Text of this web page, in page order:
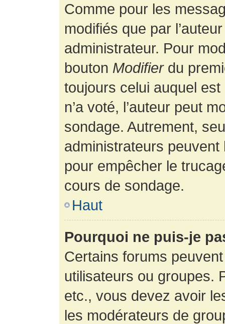
Comme pour les
modifiés que par
administrateur. Pour
bouton Modifierdu
toujours celui auquel
n’a voté, l’auteur peut
sondage. Autrement,
administrateurs
pour empêcher le
cours de sondage.
Haut
Pourquoi ne puis-je
Certains forums
utilisateurs ou groupes.
etc., vous devez avoir
les modérateurs de